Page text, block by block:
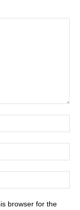
browser for the